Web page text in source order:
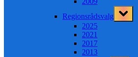
Regionsrådsvalg
Toggle
sub-
2025
2021
2017
2013